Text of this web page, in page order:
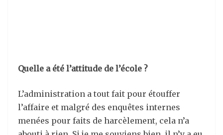
Quelle a été l’attitude de l’école ?
L’administration a tout fait pour étouffer
l’affaire et malgré des enquêtes internes
menées pour faits de harcèlement, cela n’a